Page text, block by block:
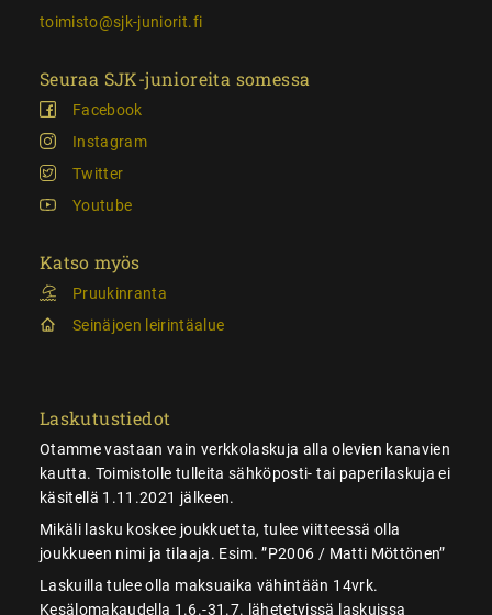
toimisto@sjk-juniorit.fi
Seuraa SJK-junioreita somessa
Facebook
Instagram
Twitter
Youtube
Katso myös
Pruukinranta
Seinäjoen leirintäalue
Laskutustiedot
Otamme vastaan vain verkkolaskuja alla olevien kanavien
kautta. Toimistolle tulleita sähköposti- tai paperilaskuja ei
käsitellä 1.11.2021 jälkeen.
Mikäli lasku koskee joukkuetta, tulee viitteessä olla
joukkueen nimi ja tilaaja. Esim. ”P2006 / Matti Möttönen”
Laskuilla tulee olla maksuaika vähintään 14vrk.
Kesälomakaudella 1.6.-31.7. lähetetyissä laskuissa